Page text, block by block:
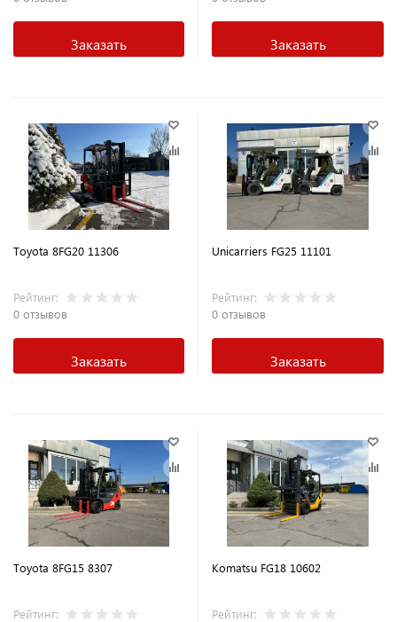
Заказать Заказать
Toyota 8FG20 11306
Рейтинг:
0 отзывов
Заказать
Unicarriers FG25 11101
Рейтинг:
0 отзывов
Заказать
Toyota 8FG15 8307
Рейтинг:
Komatsu FG18 10602
Рейтинг: